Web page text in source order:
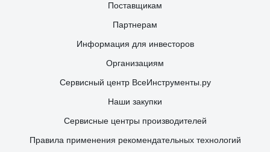
Поставщикам
Партнерам
Информация для инвесторов
Организациям
Сервисный центр ВсеИнструменты.ру
Наши закупки
Сервисные центры производителей
Правила применения рекомендательных технологий